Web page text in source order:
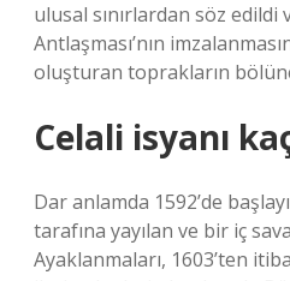
ulusal sınırlardan söz
Antlaşması’nın
oluşturan toprakların
Celali isyanı
Dar anlamda 1592’de
tarafına yayılan ve bir iç
Ayaklanmaları, 1603’ten